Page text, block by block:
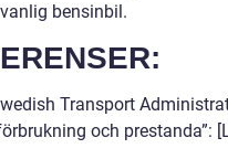
bensinbil.
Transport
och prestanda”: